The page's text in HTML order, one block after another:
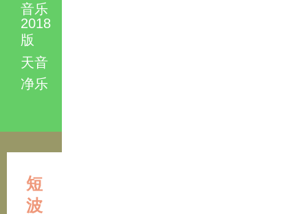
音乐
2018
版
天音
净乐
短
波